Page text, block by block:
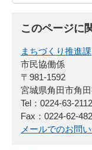
このページに
まちづくり推進課
市民協働係
〒981-1592
宮城県角田市角
Tel：0224-63-2112
Fax：0224-62-
メールでのお問